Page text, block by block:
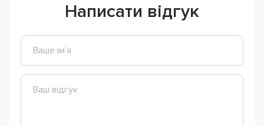
Написати відгук